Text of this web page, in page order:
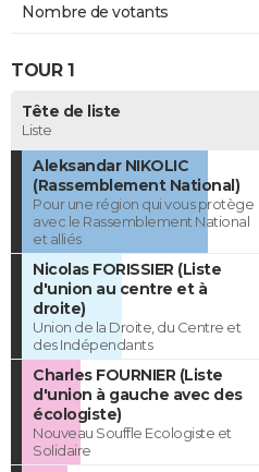
Nombre de votants
TOUR 1
Tête de liste
Liste
Aleksandar NIKOLIC
(Rassemblement National)
Pour une région qui vous protège
avec le Rassemblement National
et alliés
Nicolas FORISSIER (Liste
d'union au centre et à
droite)
Union de la Droite, du Centre et
des Indépendants
Charles FOURNIER (Liste
d'union à gauche avec des
écologiste)
Nouveau Souffle Ecologiste et
Solidaire